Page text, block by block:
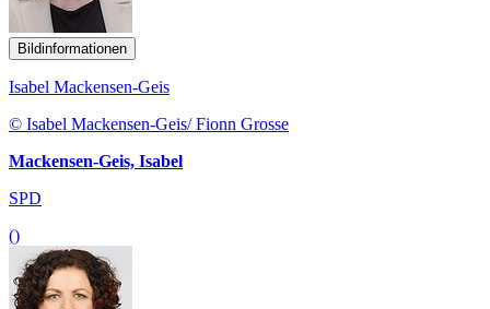
Bildinformationen
Isabel Mackensen-Geis
© Isabel Mackensen-Geis/ Fionn Grosse
Mackensen-Geis, Isabel
SPD
()